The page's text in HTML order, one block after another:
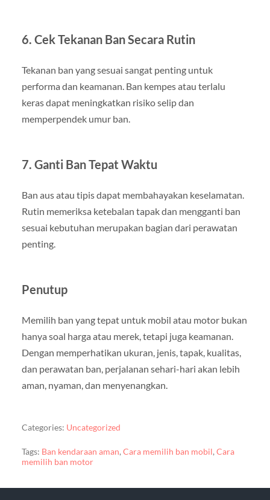
6. Cek Tekanan Ban Secara Rutin
Tekanan ban yang sesuai sangat penting untuk
performa dan keamanan. Ban kempes atau terlalu
keras dapat meningkatkan risiko selip dan
memperpendek umur ban.
7. Ganti Ban Tepat Waktu
Ban aus atau tipis dapat membahayakan keselamatan.
Rutin memeriksa ketebalan tapak dan mengganti ban
sesuai kebutuhan merupakan bagian dari perawatan
penting.
Penutup
Memilih ban yang tepat untuk mobil atau motor bukan
hanya soal harga atau merek, tetapi juga keamanan.
Dengan memperhatikan ukuran, jenis, tapak, kualitas,
dan perawatan ban, perjalanan sehari-hari akan lebih
aman, nyaman, dan menyenangkan.
Categories: Uncategorized
Tags: Ban kendaraan aman,Cara memilih ban mobil,Cara
memilih ban motor